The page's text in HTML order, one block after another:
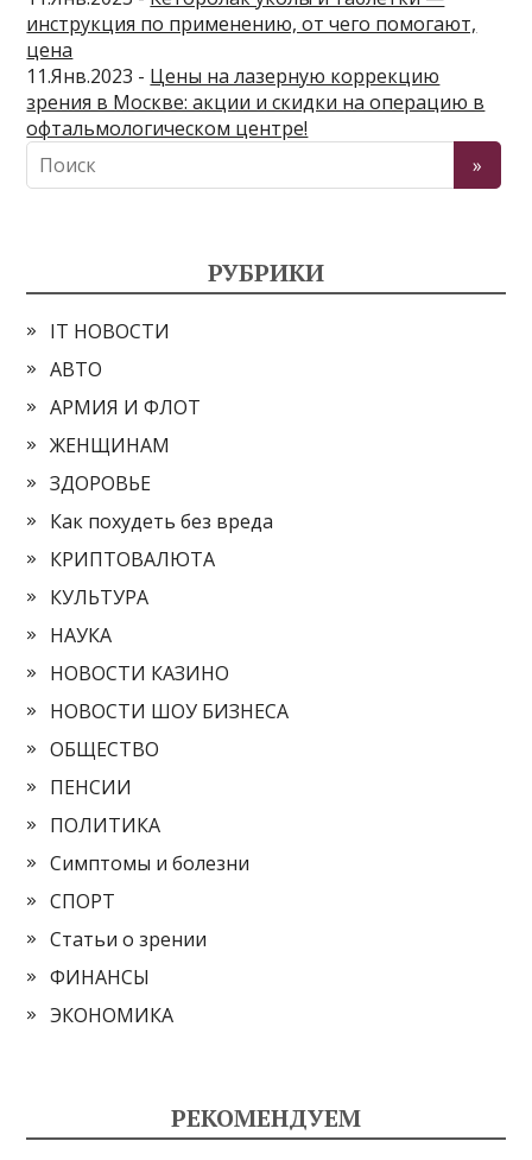
инструкция по применению, от чего помогают,
цена
11.Янв.2023 - Цены на лазерную коррекцию
зрения в Москве: акции и скидки на операцию в
офтальмологическом центре!
РУБРИКИ
IT НОВОСТИ
АВТО
АРМИЯ И ФЛОТ
ЖЕНЩИНАМ
ЗДОРОВЬЕ
Как похудеть без вреда
КРИПТОВАЛЮТА
КУЛЬТУРА
НАУКА
НОВОСТИ КАЗИНО
НОВОСТИ ШОУ БИЗНЕСА
ОБЩЕСТВО
ПЕНСИИ
ПОЛИТИКА
Симптомы и болезни
СПОРТ
Статьи о зрении
ФИНАНСЫ
ЭКОНОМИКА
РЕКОМЕНДУЕМ